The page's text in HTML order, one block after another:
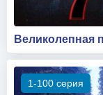
1-100 серия